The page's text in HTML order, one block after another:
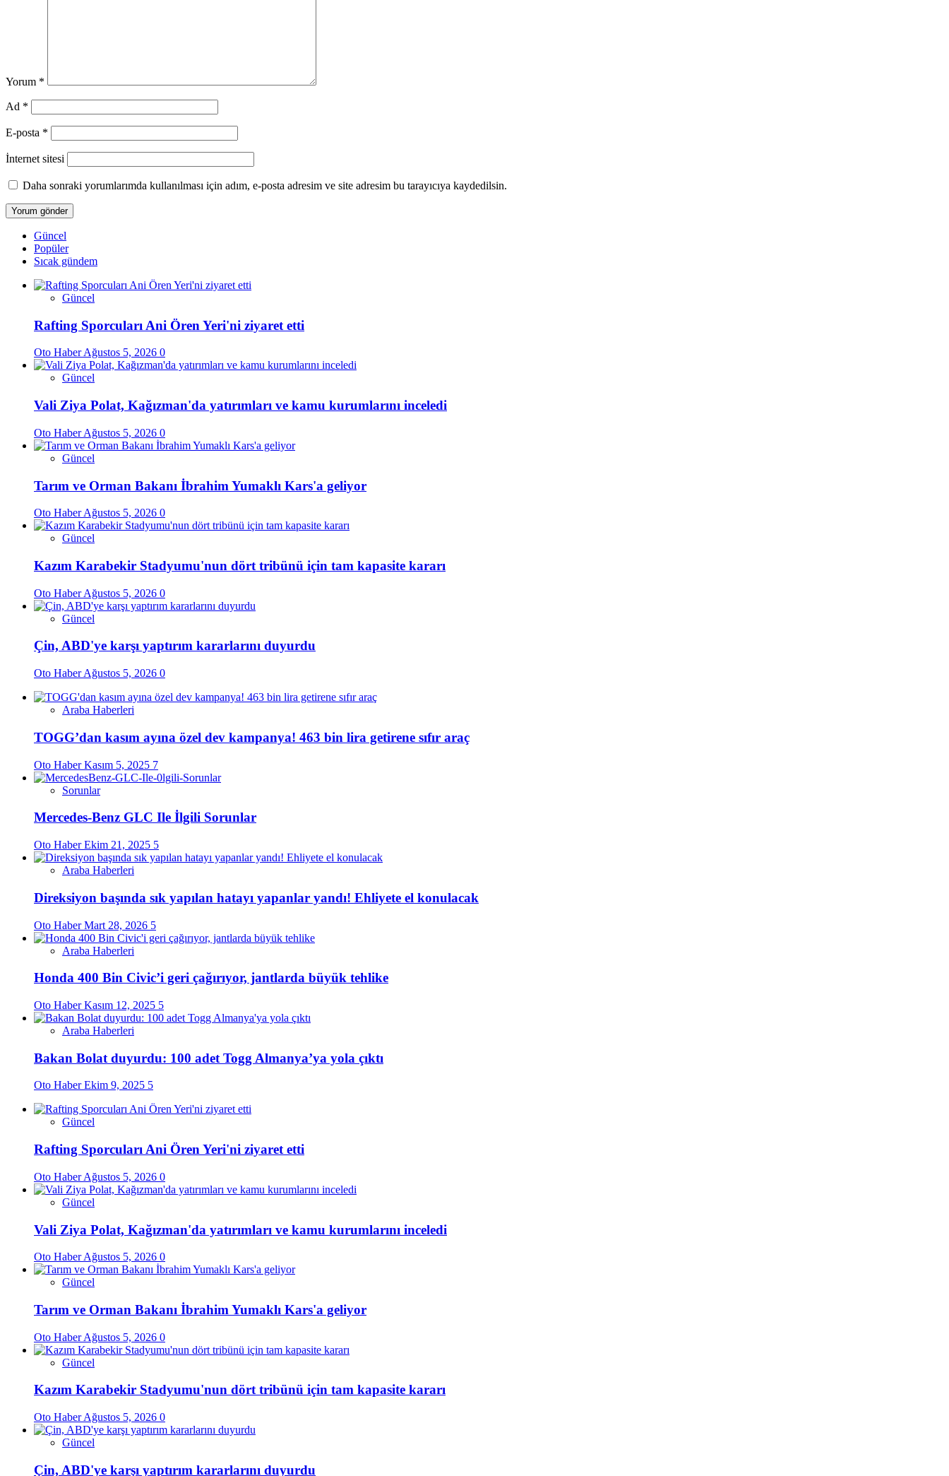
Yorum *
Ad *
E-posta *
İnternet sitesi
Daha sonraki yorumlarımda kullanılması için adım, e-posta adresim ve site adresim bu tarayıcıya kaydedilsin.
Güncel
Popüler
Sıcak gündem
Güncel
Rafting Sporcuları Ani Ören Yeri'ni ziyaret etti
Oto HaberAğustos 5, 2026 0
Güncel
Vali Ziya Polat, Kağızman'da yatırımları ve kamu kurumlarını inceledi
Oto HaberAğustos 5, 2026 0
Güncel
Tarım ve Orman Bakanı İbrahim Yumaklı Kars'a geliyor
Oto HaberAğustos 5, 2026 0
Güncel
Kazım Karabekir Stadyumu'nun dört tribünü için tam kapasite kararı
Oto HaberAğustos 5, 2026 0
Güncel
Çin, ABD'ye karşı yaptırım kararlarını duyurdu
Oto HaberAğustos 5, 2026 0
Araba Haberleri
TOGG’dan kasım ayına özel dev kampanya! 463 bin lira getirene sıfır araç
Oto HaberKasım 5, 2025 7
Sorunlar
Mercedes-Benz GLC Ile İlgili Sorunlar
Oto HaberEkim 21, 2025 5
Araba Haberleri
Direksiyon başında sık yapılan hatayı yapanlar yandı! Ehliyete el konulacak
Oto HaberMart 28, 2026 5
Araba Haberleri
Honda 400 Bin Civic’i geri çağırıyor, jantlarda büyük tehlike
Oto HaberKasım 12, 2025 5
Araba Haberleri
Bakan Bolat duyurdu: 100 adet Togg Almanya’ya yola çıktı
Oto HaberEkim 9, 2025 5
Güncel
Rafting Sporcuları Ani Ören Yeri'ni ziyaret etti
Oto HaberAğustos 5, 2026 0
Güncel
Vali Ziya Polat, Kağızman'da yatırımları ve kamu kurumlarını inceledi
Oto HaberAğustos 5, 2026 0
Güncel
Tarım ve Orman Bakanı İbrahim Yumaklı Kars'a geliyor
Oto HaberAğustos 5, 2026 0
Güncel
Kazım Karabekir Stadyumu'nun dört tribünü için tam kapasite kararı
Oto HaberAğustos 5, 2026 0
Güncel
Çin, ABD'ye karşı yaptırım kararlarını duyurdu